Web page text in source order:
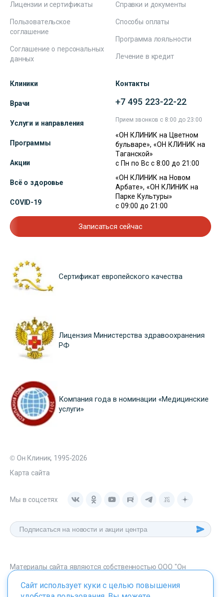
Лицензии и сертификаты
Пользовательское
соглашение
Соглашение о персональных
данных
Справки и документы
Способы оплаты
Программа лояльности
Лечение в кредит
Клиники
Врачи
Услуги и направления
Программы
Акции
Всё о здоровье
COVID-19
Контакты
+7 495 223-22-22
Прием звонков с 8:00 до 23:00
«ОН КЛИНИК на Цветном
бульваре», «ОН КЛИНИК на
Таганской»
с Пн по Вс с 8:00 до 21:00
«ОН КЛИНИК на Новом
Арбате», «ОН КЛИНИК на
Парке Культуры»
с 09:00 до 21:00
Записаться сейчас
Сертификат европейского качества
Лицензия Министерства здравоохранения
РФ
Компания года в номинации «Медицинские
услуги»
© Он Клиник, 1995-2026
Карта сайта
Мы в соцсетях
Материалы сайта являются собственностью ООО "Он
onclinic.ru запрещено в соответствии со статьей 1259 ГК. РФ.
Сайт использует куки с целью повышения